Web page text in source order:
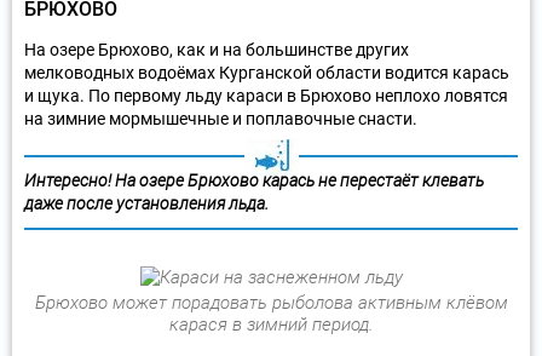
БРЮХОВО
На озере Брюхово, как и на большинстве других
мелководных водоёмах Курганской области водится карась
и щука. По первому льду караси в Брюхово неплохо ловятся
на зимние мормышечные и поплавочные снасти.
Интересно! На озере Брюхово карась не перестаёт клевать
даже после установления льда.
Брюхово может порадовать рыболова активным клёвом
карася в зимний период.